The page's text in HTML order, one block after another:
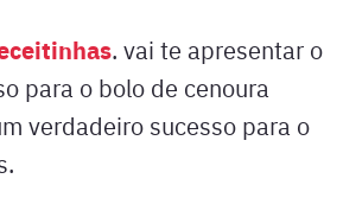
. vai te apresentar o
para o bolo de cenoura
verdadeiro sucesso para o